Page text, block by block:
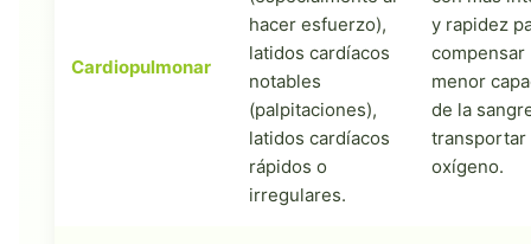
Cardiopulmonar
hacer esfuerzo),
latidos cardíacos
notables
(palpitaciones),
latidos cardíacos
rápidos o
irregulares.
y rapidez
compensar
menor
de la
transportar
oxígeno.